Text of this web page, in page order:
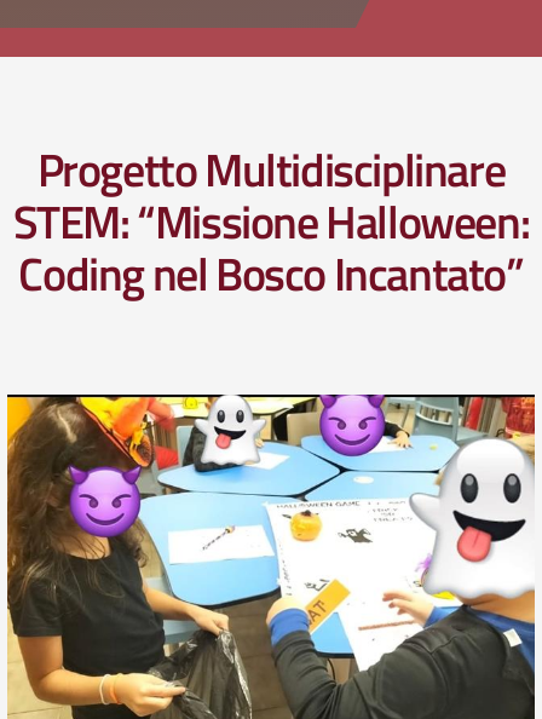
Progetto Multidisciplinare
STEM: “Missione Halloween:
Coding nel Bosco Incantato”